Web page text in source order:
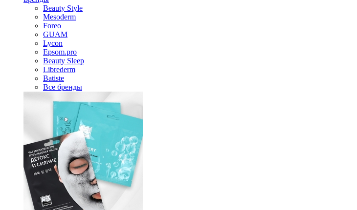
Beauty Style
Mesoderm
Foreo
GUAM
Lycon
Epsom.pro
Beauty Sleep
Librederm
Batiste
Все бренды